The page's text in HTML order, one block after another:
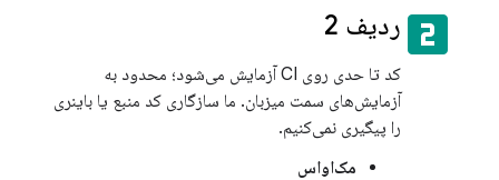
looks_two ردیف 2
کد تا حدی روی CI آزمایش می‌شود؛ محدود به
آزمایش‌های سمت میزبان. ما سازگاری کد منبع یا باینری
را پیگیری نمی‌کنیم.
مک‌او‌اس